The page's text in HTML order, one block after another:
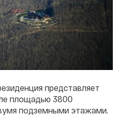
представляет
площадью 3800
подземными этажами.